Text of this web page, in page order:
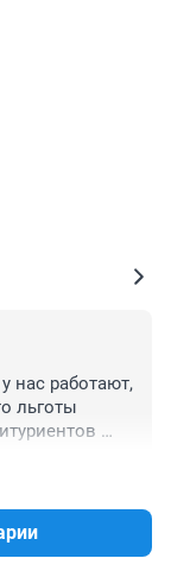
нас работают,
льготы